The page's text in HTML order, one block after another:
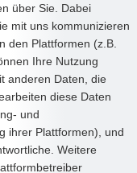
über Sie. Dabei
mit uns kommunizieren
den Plattformen (z.B.
Ihre Nutzung
anderen Daten, die
diese Daten
und
ihrer Plattformen), und
Weitere